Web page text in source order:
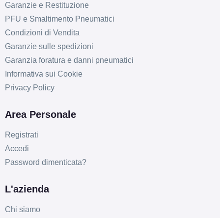
D
Garanzie e Restituzione
PFU e Smaltimento Pneumatici
Condizioni di Vendita
Garanzie sulle spedizioni
Garanzia foratura e danni pneumatici
Informativa sui Cookie
Privacy Policy
Area Personale
Registrati
Accedi
Password dimenticata?
L'azienda
Chi siamo